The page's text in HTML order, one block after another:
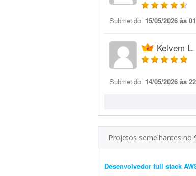
Submetido: 15/05/2026 às
Kelvem L.
Submetido: 14/05/2026 às
Projetos semelhantes no
Desenvolvedor full stack